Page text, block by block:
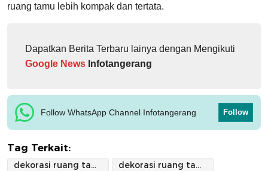
ruang tamu lebih kompak dan tertata.
Dapatkan Berita Terbaru lainya dengan Mengikuti
Google News Infotangerang
Follow WhatsApp Channel Infotangerang Follow
Tag Terkait:
dekorasi ruang tamu
dekorasi ruang tamu minimalis 2025